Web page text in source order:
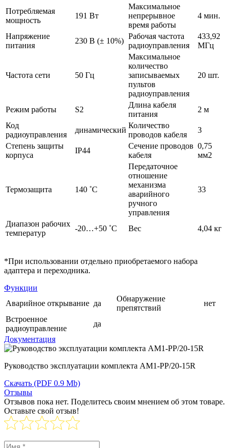
Потребляемая
мощность
191 Вт
Максимальное
непрерывное
время работы
4 мин.
Напряжение
питания
230 В (± 10%)
Рабочая частота
радиоуправления
433,92
МГц
Частота сети 50 Гц
Максимальное
количество
записываемых
пультов
радиоуправления
20 шт.
Режим работы S2
Длина кабеля
питания
2 м
Код
радиоуправления
динамический
Количество
проводов кабеля
3
Степень защиты
корпуса
IP44
Сечение проводов
кабеля
0,75
мм2
Термозащита 140 ˚C
Передаточное
отношение
механизма
аварийного
ручного
управления
33
Диапазон рабочих
температур
-20…+50 ˚C Вес 4,04 кг
*При использовании отдельно приобретаемого набора
адаптера и переходника.
Функции
Аварийное открывание да
Обнаружение
препятствий
нет
Встроенное
радиоуправление
да
Документация
Руководство эксплуатации комплекта AM1-PP/20-15R
Скачать (PDF 0.9 Mb)
Отзывы
Отзывов пока нет. Поделитесь своим мнением об этом товаре.
Оставьте свой отзыв!